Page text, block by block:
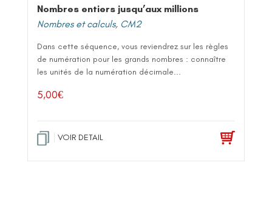
Nombres entiers jusqu’aux millions
Nombres et calculs, CM2
Dans cette séquence, vous reviendrez sur les règles
de numération pour les grands nombres : connaître
les unités de la numération décimale...
5,00€
VOIR DETAIL